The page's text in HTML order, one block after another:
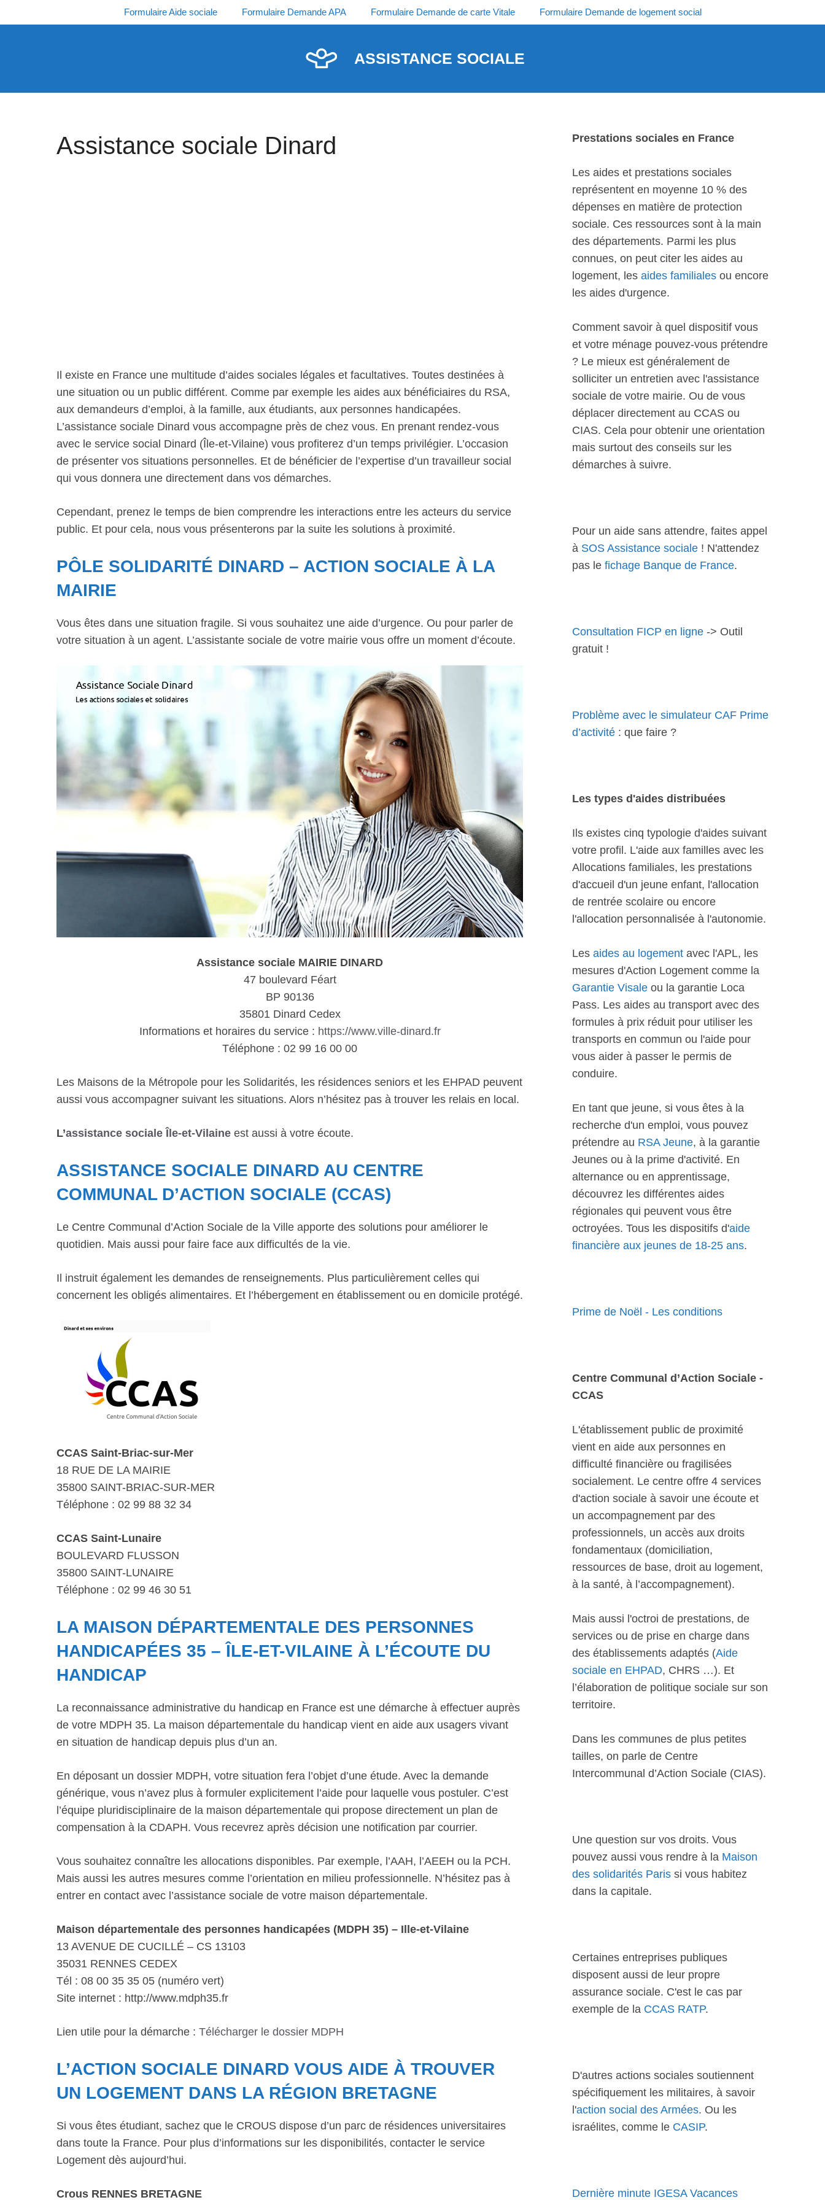
au
Formulaire Aide sociale Formulaire Demande APA Formulaire Demande de carte Vitale Formulaire Demande de logement social
ASSISTANCE SOCIALE
Assistance sociale Dinard
Il existe en France une multitude d’aides sociales légales et facultatives. Toutes destinées à
une situation ou un public différent. Comme par exemple les aides aux bénéficiaires du RSA,
aux demandeurs d’emploi, à la famille, aux étudiants, aux personnes handicapées.
L’assistance sociale Dinard vous accompagne près de chez vous. En prenant rendez-vous
avec le service social Dinard (Île-et-Vilaine) vous profiterez d’un temps privilégier. L’occasion
de présenter vos situations personnelles. Et de bénéficier de l’expertise d’un travailleur social
qui vous donnera une directement dans vos démarches.
Cependant, prenez le temps de bien comprendre les interactions entre les acteurs du service
public. Et pour cela, nous vous présenterons par la suite les solutions à proximité.
PÔLE SOLIDARITÉ DINARD – ACTION SOCIALE À LA
MAIRIE
Vous êtes dans une situation fragile. Si vous souhaitez une aide d’urgence. Ou pour parler de
votre situation à un agent. L’assistante sociale de votre mairie vous offre un moment d’écoute.
Assistance sociale MAIRIE DINARD
47 boulevard Féart
BP 90136
35801 Dinard Cedex
Informations et horaires du service : https://www.ville-dinard.fr
Téléphone : 02 99 16 00 00
Les Maisons de la Métropole pour les Solidarités, les résidences seniors et les EHPAD peuvent
aussi vous accompagner suivant les situations. Alors n’hésitez pas à trouver les relais en local.
L’assistance sociale Île-et-Vilaine est aussi à votre écoute.
ASSISTANCE SOCIALE DINARD AU CENTRE
COMMUNAL D’ACTION SOCIALE (CCAS)
Le Centre Communal d’Action Sociale de la Ville apporte des solutions pour améliorer le
quotidien. Mais aussi pour faire face aux difficultés de la vie.
Il instruit également les demandes de renseignements. Plus particulièrement celles qui
concernent les obligés alimentaires. Et l’hébergement en établissement ou en domicile protégé.
CCAS Saint-Briac-sur-Mer
18 RUE DE LA MAIRIE
35800 SAINT-BRIAC-SUR-MER
Téléphone : 02 99 88 32 34
CCAS Saint-Lunaire
BOULEVARD FLUSSON
35800 SAINT-LUNAIRE
Téléphone : 02 99 46 30 51
LA MAISON DÉPARTEMENTALE DES PERSONNES
HANDICAPÉES 35 – ÎLE-ET-VILAINE À L’ÉCOUTE DU
HANDICAP
La reconnaissance administrative du handicap en France est une démarche à effectuer auprès
de votre MDPH 35. La maison départementale du handicap vient en aide aux usagers vivant
en situation de handicap depuis plus d’un an.
En déposant un dossier MDPH, votre situation fera l’objet d’une étude. Avec la demande
générique, vous n’avez plus à formuler explicitement l’aide pour laquelle vous postuler. C’est
l’équipe pluridisciplinaire de la maison départementale qui propose directement un plan de
compensation à la CDAPH. Vous recevrez après décision une notification par courrier.
Vous souhaitez connaître les allocations disponibles. Par exemple, l’AAH, l’AEEH ou la PCH.
Mais aussi les autres mesures comme l’orientation en milieu professionnelle. N’hésitez pas à
entrer en contact avec l’assistance sociale de votre maison départementale.
Maison départementale des personnes handicapées (MDPH 35) – Ille-et-Vilaine
13 AVENUE DE CUCILLÉ – CS 13103
35031 RENNES CEDEX
Tél : 08 00 35 35 05 (numéro vert)
Site internet : http://www.mdph35.fr
Lien utile pour la démarche : Télécharger le dossier MDPH
L’ACTION SOCIALE DINARD VOUS AIDE À TROUVER
UN LOGEMENT DANS LA RÉGION BRETAGNE
Si vous êtes étudiant, sachez que le CROUS dispose d’un parc de résidences universitaires
dans toute la France. Pour plus d’informations sur les disponibilités, contacter le service
Logement dès aujourd’hui.
Crous RENNES BRETAGNE
Prestations sociales en France
Les aides et prestations sociales
représentent en moyenne 10 % des
dépenses en matière de protection
sociale. Ces ressources sont à la main
des départements. Parmi les plus
connues, on peut citer les aides au
logement, les aides familiales ou encore
les aides d'urgence.
Comment savoir à quel dispositif vous
et votre ménage pouvez-vous prétendre
? Le mieux est généralement de
solliciter un entretien avec l'assistance
sociale de votre mairie. Ou de vous
déplacer directement au CCAS ou
CIAS. Cela pour obtenir une orientation
mais surtout des conseils sur les
démarches à suivre.
Pour un aide sans attendre, faites appel
à SOS Assistance sociale ! N'attendez
pas le fichage Banque de France.
Consultation FICP en ligne -> Outil
gratuit !
Problème avec le simulateur CAF Prime
d’activité : que faire ?
Les types d'aides distribuées
Ils existes cinq typologie d'aides suivant
votre profil. L'aide aux familles avec les
Allocations familiales, les prestations
d'accueil d'un jeune enfant, l'allocation
de rentrée scolaire ou encore
l'allocation personnalisée à l'autonomie.
Les aides au logement avec l'APL, les
mesures d'Action Logement comme la
Garantie Visale ou la garantie Loca
Pass. Les aides au transport avec des
formules à prix réduit pour utiliser les
transports en commun ou l'aide pour
vous aider à passer le permis de
conduire.
En tant que jeune, si vous êtes à la
recherche d'un emploi, vous pouvez
prétendre au RSA Jeune, à la garantie
Jeunes ou à la prime d'activité. En
alternance ou en apprentissage,
découvrez les différentes aides
régionales qui peuvent vous être
octroyées. Tous les dispositifs d'aide
financière aux jeunes de 18-25 ans.
Prime de Noël - Les conditions
Centre Communal d’Action Sociale -
CCAS
L'établissement public de proximité
vient en aide aux personnes en
difficulté financière ou fragilisées
socialement. Le centre offre 4 services
d'action sociale à savoir une écoute et
un accompagnement par des
professionnels, un accès aux droits
fondamentaux (domiciliation,
ressources de base, droit au logement,
à la santé, à l’accompagnement).
Mais aussi l'octroi de prestations, de
services ou de prise en charge dans
des établissements adaptés (Aide
sociale en EHPAD, CHRS …). Et
l’élaboration de politique sociale sur son
territoire.
Dans les communes de plus petites
tailles, on parle de Centre
Intercommunal d’Action Sociale (CIAS).
Une question sur vos droits. Vous
pouvez aussi vous rendre à la Maison
des solidarités Paris si vous habitez
dans la capitale.
Certaines entreprises publiques
disposent aussi de leur propre
assurance sociale. C'est le cas par
exemple de la CCAS RATP.
D'autres actions sociales soutiennent
spécifiquement les militaires, à savoir
l'action social des Armées. Ou les
israélites, comme le CASIP.
Dernière minute IGESA Vacances